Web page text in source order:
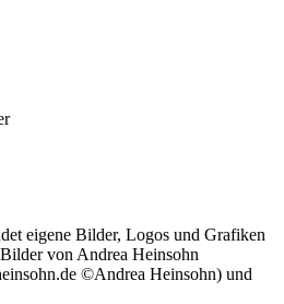
eigene Bilder, Logos und Grafiken
von Andrea Heinsohn
©Andrea Heinsohn) und